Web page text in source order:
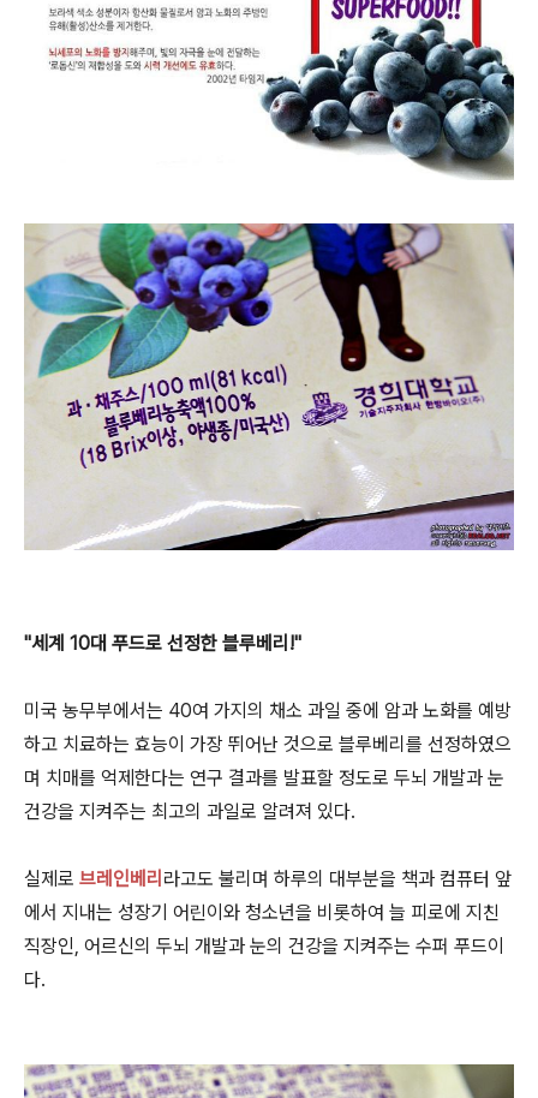
"세계 10대 푸드로 선정한 블루베리!"
미국 농무부에서는 40여 가지의 채소 과일 중에 암과 노화를 예방
하고 치료하는 효능이 가장 뛰어난 것으로 블루베리를 선정하였으
며 치매를 억제한다는 연구 결과를 발표할 정도로 두뇌 개발과 눈
건강을 지켜주는 최고의 과일로 알려져 있다.
실제로 브레인베리 라고도 불리며 하루의 대부분을 책과 컴퓨터 앞
에서 지내는 성장기 어린이와 청소년을 비롯하여 늘 피로에 지친
직장인, 어르신의 두뇌 개발과 눈의 건강을 지켜주는 수퍼 푸드이
다.